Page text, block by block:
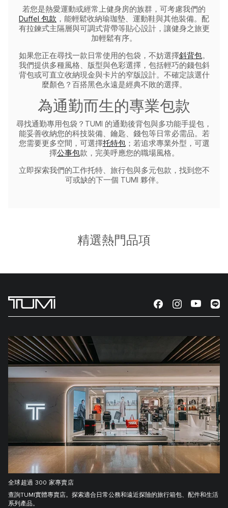
若您是熱愛運動或經常上健身房的族群，可考慮我們的
Duffel 包款 ，能輕鬆收納瑜珈墊、運動鞋與其他裝備。配
有拉鍊式主隔層與可調式背帶等貼心設計，讓健身之旅更
加輕鬆有序。
如果您正在尋找一款日常使用的包袋，不妨選擇斜背包。
我們提供多種風格、版型與色彩選擇，包括輕巧的錢包斜
背包或可直立收納現金與卡片的窄版設計。不確定該選什
麼顏色？百搭黑色永遠是經典不敗的選擇。
為通勤而生的專業包款
尋找通勤專用包袋？TUMI 的通勤後背包與多功能手提包，
能妥善收納您的科技裝備、鑰匙、錢包等日常必需品。若
您需要更多空間，可選擇托特包；若追求專業外型，可選
擇公事包款，完美呼應您的職場風格。
立即探索我們的工作托特、旅行包與多元包款，找到您不
可或缺的下一個 TUMI 夥伴。
精選熱門品項
全球超過 300 家專賣店
查詢TUMI實體專賣店。探索適合日常公務和遠近探險的旅行箱包、配件和生活
系列產品。